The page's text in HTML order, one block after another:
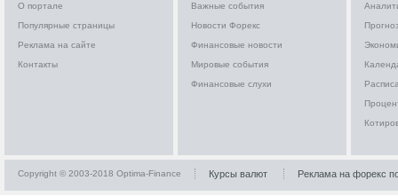
О портале
Популярные страницы
Реклама на сайте
Контакты
Важные события
Новости Форекс
Финансовые новости
Мировые события
Финансовые слухи
Copyright © 2003-2018 Optima-Finance Курсы валют Реклама на форекс